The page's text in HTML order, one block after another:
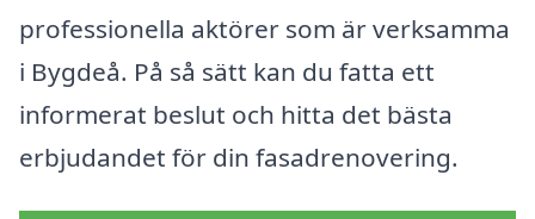
professionella aktörer som är verksamma
i Bygdeå. På så sätt kan du fatta ett
informerat beslut och hitta det bästa
erbjudandet för din fasadrenovering.